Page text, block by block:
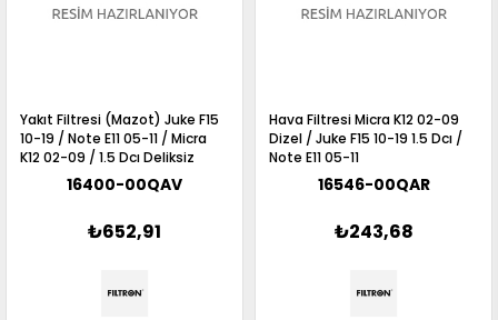
Yakıt Filtresi (Mazot) Juke F15
10-19 / Note E11 05-11 / Micra
K12 02-09 / 1.5 Dcı Deliksiz
16400-00QAV
₺652,91
Hava Filtresi Micra K12 02-09
Dizel / Juke F15 10-19 1.5 Dcı /
Note E11 05-11
16546-00QAR
₺243,68